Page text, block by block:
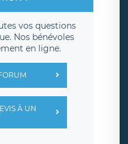
vos questions
Nos bénévoles
en ligne.
À UN